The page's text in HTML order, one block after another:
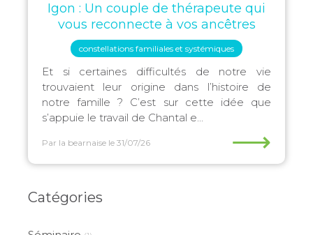
Igon : Un couple de thérapeute qui
vous reconnecte à vos ancêtres
constellations familiales et systémiques
Et si certaines difficultés de notre vie
trouvaient leur origine dans l’histoire de
notre famille ? C’est sur cette idée que
s’appuie le travail de Chantal e...
Par la bearnaise le 31/07/26 ⟶
Catégories